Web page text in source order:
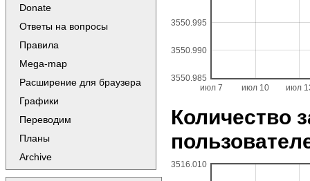
Donate
Ответы на вопросы
Правила
Mega-map
Расширение для браузера
Графики
Переводим
Планы
Archive
июл 7 июл 10 июл
3550.985
3550.990
3550.995
Количество
3516.010